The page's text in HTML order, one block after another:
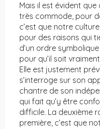
Mais il est évident que
très commode, pour
c’est que notre
pour des raisons qui
d’un ordre
pour qu’il soit
Elle est justement
s’interroge sur son
chantre de son
qui fait qu’y être
difficile. La deuxième
première, c’est que